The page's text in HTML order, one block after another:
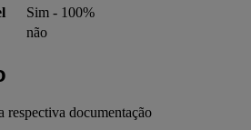
Sim - 100%
não
respectiva documentação